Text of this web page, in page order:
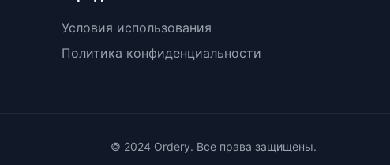
Условия использования
Политика конфиденциальности
© 2024 Ordery. Все права защищены.